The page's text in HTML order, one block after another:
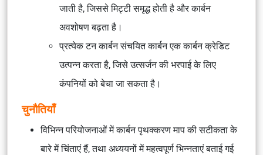
जाती है, जिससे मिट्टी समृद्ध होती है और कार्बन
अवशोषण बढ़ता है।
प्रत्येक टन कार्बन संचयित कार्बन एक कार्बन क्रेडिट
उत्पन्न करता है, जिसे उत्सर्जन की भरपाई के लिए
कंपनियों को बेचा जा सकता है।
चुनौतियाँ
विभिन्न परियोजनाओं में कार्बन पृथक्करण माप की सटीकता के
बारे में चिंताएं हैं, तथा अध्ययनों में महत्वपूर्ण भिन्नताएं बताई गई